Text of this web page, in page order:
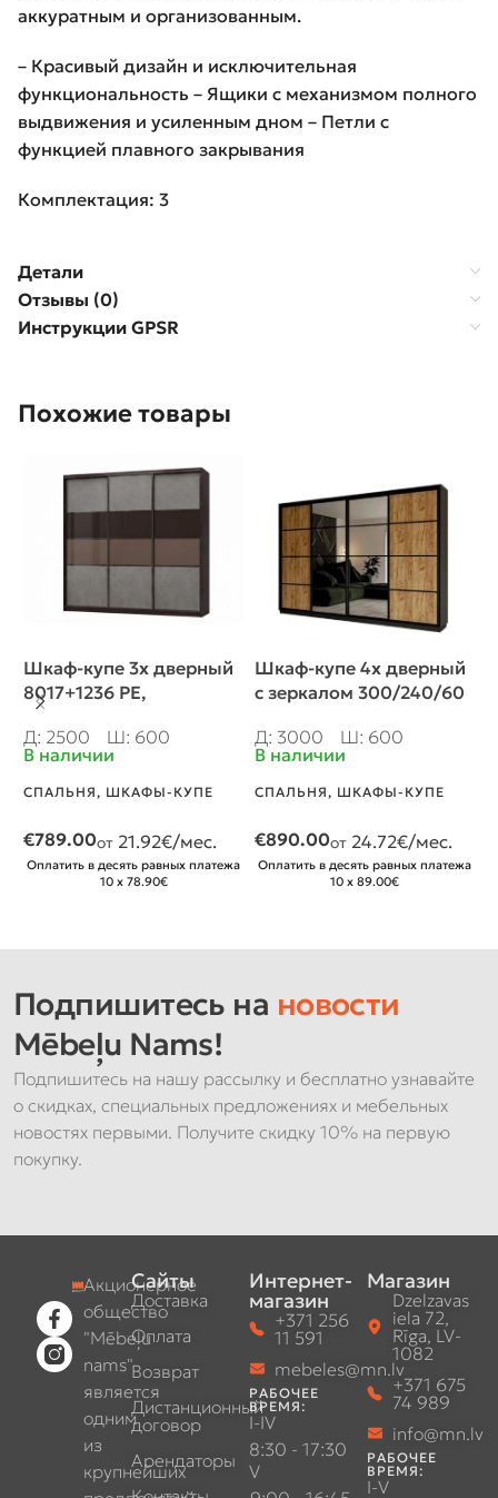
аккуратным и организованным.
– Красивый дизайн и исключительная
функциональность – Ящики с механизмом полного
выдвижения и усиленным дном – Петли с
функцией плавного закрывания
Комплектация: 3
Детали
Отзывы (0)
Инструкции GPSR
Похожие товары
Шкаф-купе 3х дверный
8017+1236 PE,
Д: 2500
Ш: 600
В наличии
СПАЛЬНЯ , ШКАФЫ-КУПЕ
€789.00от 21.92€/мес.
Оплатить в десять равных платежа
10 x 78.90€
Шкаф-купе 4х дверный
с зеркалом 300/240/60
Д: 3000
Ш: 600
В наличии
СПАЛЬНЯ , ШКАФЫ-КУПЕ
€890.00от 24.72€/мес.
Оплатить в десять равных платежа
10 x 89.00€
Подпишитесь на новости
Mēbeļu Nams!
Подпишитесь на нашу рассылку и бесплатно узнавайте
о скидках, специальных предложениях и мебельных
новостях первыми. Получите скидку 10% на первую
покупку.
Акционерное
общество
"Mēbeļu
nams"
является
одним
из
крупнейших
Сайты
Доставка
Оплата
Возврат
Дистанционный
договор
Арендаторы
Интернет-
магазин
+371 256
11 591
mebeles@mn.lv
РАБОЧЕЕ
ВРЕМЯ:
I-IV
8:30 - 17:30
V
Магазин
Dzelzavas
iela 72,
Rīga, LV-
1082
+371 675
74 989
info@mn.lv
РАБОЧЕЕ
ВРЕМЯ:
I-V